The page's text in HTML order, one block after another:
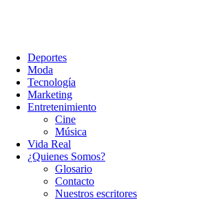
Deportes
Moda
Tecnología
Marketing
Entretenimiento
Cine
Música
Vida Real
¿Quienes Somos?
Glosario
Contacto
Nuestros escritores